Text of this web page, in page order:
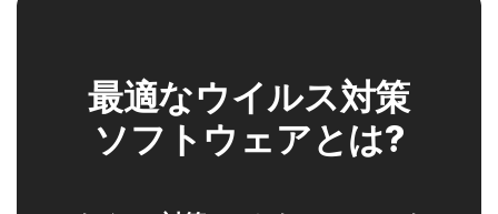
最適なウイルス対策
ソフトウェアとは?